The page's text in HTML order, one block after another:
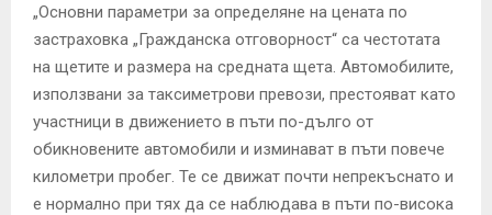
„Основни параметри за определяне на цената по
застраховка „Гражданска отговорност“ са честотата
на щетите и размера на средната щета. Автомобилите,
използвани за таксиметрови превози, престояват като
участници в движението в пъти по-дълго от
обикновените автомобили и изминават в пъти повече
километри пробег. Те се движат почти непрекъснато и
е нормално при тях да се наблюдава в пъти по-висока